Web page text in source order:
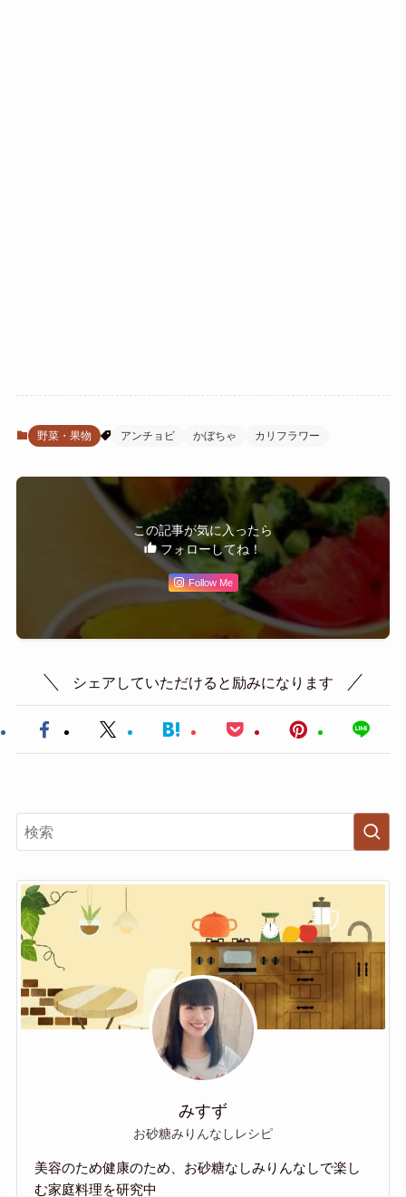
野菜・果物 アンチョビ かぼちゃ カリフラワー
この記事が気に入ったら
フォローしてね！
Follow Me
シェアしていただけると励みになります
みすず
お砂糖みりんなしレシピ
美容のため健康のため、お砂糖なしみりんなしで楽し
む家庭料理を研究中